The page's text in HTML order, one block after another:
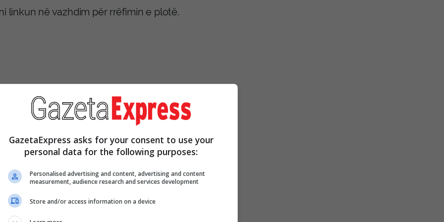
linkun në vazhdim për rrëfimin e plotë.
GazetaExpress asks for your consent to use your
personal data for the following purposes:
Personalised advertising and content, advertising and content
measurement, audience research and services development
Store and/or access information on a device